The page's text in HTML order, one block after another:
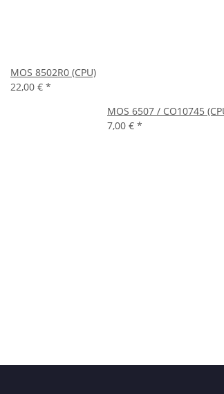
MOS 8502R0 (CPU)
22,00 € *
MOS 6507 / CO10745
7,00 € *